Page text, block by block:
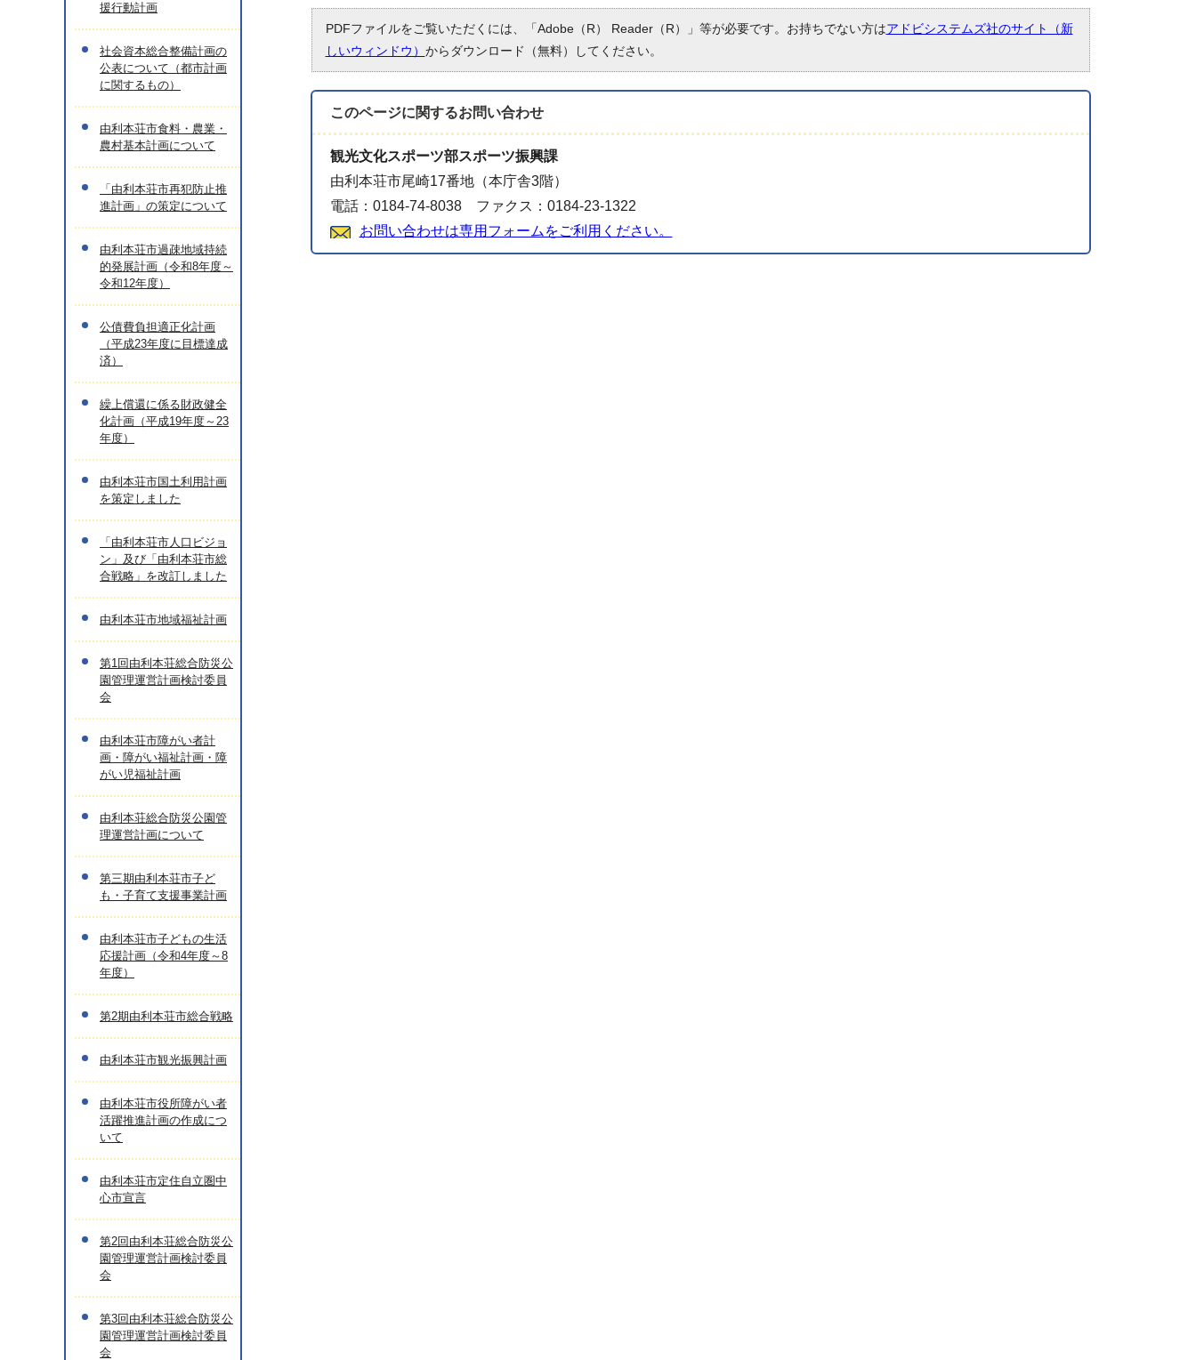
PDFファイルをご覧いただくには、「Adobe（R） Reader（R）」等が必要です。お持ちでない方はアドビシステムズ社のサイト（新
しいウィンドウ） からダウンロード（無料）してください。
このページに関するお問い合わせ
観光文化スポーツ部スポーツ振興課
由利本荘市尾崎17番地（本庁舎3階）
電話：0184-74-8038 ファクス：0184-23-1322
お問い合わせは専用フォームをご利用ください。
援行動計画
社会資本総合整備計画の
公表について（都市計画
に関するもの）
由利本荘市食料・農業・
農村基本計画について
「由利本荘市再犯防止推
進計画」の策定について
由利本荘市過疎地域持続
的発展計画（令和8年度～
令和12年度）
公債費負担適正化計画
（平成23年度に目標達成
済）
繰上償還に係る財政健全
化計画（平成19年度～23
年度）
由利本荘市国土利用計画
を策定しました
「由利本荘市人口ビジョ
ン」及び「由利本荘市総
合戦略」を改訂しました
由利本荘市地域福祉計画
第1回由利本荘総合防災公
園管理運営計画検討委員
会
由利本荘市障がい者計
画・障がい福祉計画・障
がい児福祉計画
由利本荘総合防災公園管
理運営計画について
第三期由利本荘市子ど
も・子育て支援事業計画
由利本荘市子どもの生活
応援計画（令和4年度～8
年度）
第2期由利本荘市総合戦略
由利本荘市観光振興計画
由利本荘市役所障がい者
活躍推進計画の作成につ
いて
由利本荘市定住自立圏中
心市宣言
第2回由利本荘総合防災公
園管理運営計画検討委員
会
第3回由利本荘総合防災公
園管理運営計画検討委員
会